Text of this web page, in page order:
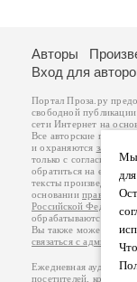
Мы
Авторы
Вход для
Портал Проза.ру
свободной
сети Интернет на
Все авторские права
и охраняются законом
только с согласия его
обратиться на его
тексты произведений
основанииправил
Российской Федерации
обрабатываются на
Вы также можете
связаться с
Ежедневная
посетителей, которые